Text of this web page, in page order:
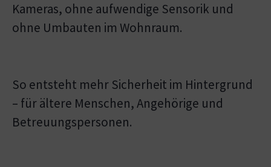
Kameras, ohne aufwendige Sensorik und
ohne Umbauten im Wohnraum.
So entsteht mehr Sicherheit im Hintergrund
– für ältere Menschen, Angehörige und
Betreuungspersonen.